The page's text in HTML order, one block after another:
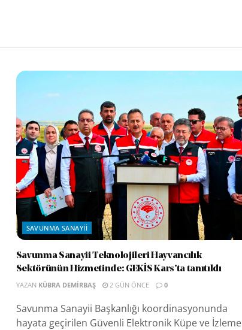
SAVUNMA SANAYII
Savunma Sanayii Teknolojileri Hayvancılık
Sektörünün Hizmetinde: GEKİS Kars’ta tanıtıldı
YAZAN KÜBRA DEMIRBAŞ 2 GÜN ÖNCE 0
Savunma Sanayii Başkanlığı koordinasyonunda
hayata geçirilen Güvenli Elektronik Küpe ve İzleme